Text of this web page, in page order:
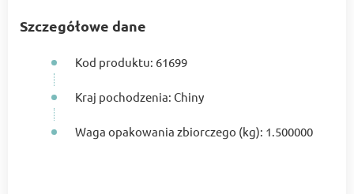
Szczegółowe dane
Kod produktu: 61699
Kraj pochodzenia: Chiny
Waga opakowania zbiorczego (kg): 1.500000